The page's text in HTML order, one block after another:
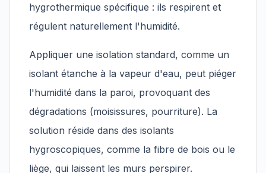
hygrothermique spécifique : ils respirent et
régulent naturellement l'humidité.
Appliquer une isolation standard, comme un
isolant étanche à la vapeur d'eau, peut piéger
l'humidité dans la paroi, provoquant des
dégradations (moisissures, pourriture). La
solution réside dans des isolants
hygroscopiques, comme la fibre de bois ou le
liège, qui laissent les murs perspirer.